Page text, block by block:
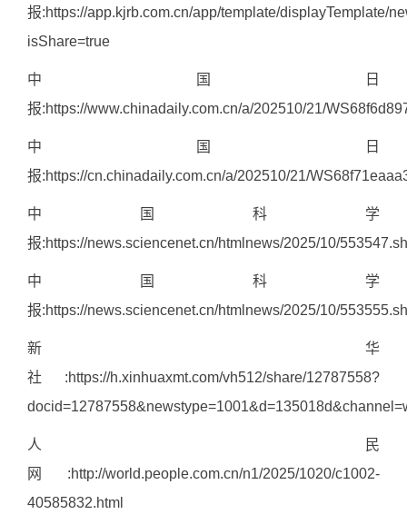
报:https://app.kjrb.com.cn/app/template/displayTemplate/
isShare=true
中国日
报:https://www.chinadaily.com.cn/a/202510/21/
中国日
报:https://cn.chinadaily.com.cn/a/202510/21/
中国科学
报:https://news.sciencenet.cn/htmlnews/2025/10/
中国科学
报:https://news.sciencenet.cn/htmlnews/2025/10/
新华
社:https://h.xinhuaxmt.com/vh512/share/12787558?
人民
网:http://world.people.com.cn/n1/2025/1020/c1002-
40585832.html